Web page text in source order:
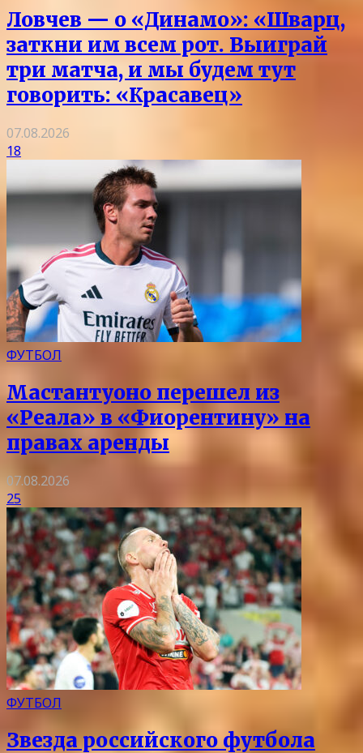
Ловчев — о «Динамо»: «Шварц,
заткни им всем рот. Выиграй
три матча, и мы будем тут
говорить: «Красавец»
07.08.2026
18
ФУТБОЛ
Мастантуоно перешел из
«Реала» в «Фиорентину» на
правах аренды
07.08.2026
25
ФУТБОЛ
Звезда российского футбола